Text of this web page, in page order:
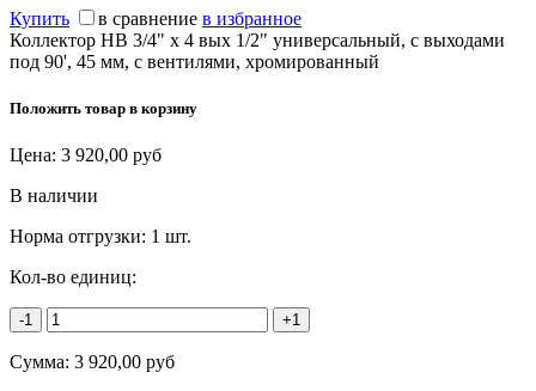
Купить в сравнение в избранное
Коллектор НВ 3/4" х 4 вых 1/2" универсальный, с выходами
под 90', 45 мм, с вентилями, хромированный
Положить товар в корзину
Цена: 3 920,00 руб
В наличии
Норма отгрузки: 1 шт.
Кол-во единиц:
-1 +1
Сумма: 3 920,00 руб